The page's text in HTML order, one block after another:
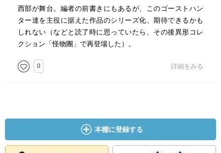
西部が舞台。編者の前書きにもあるが、このゴーストハン
ター達を主役に据えた作品のシリーズ化、期待できるかも
しれない（などと読了時に思っていたら、その後異形コレ
クション「怪物團」で再登場した）。
0 詳細をみる
本棚に登録する